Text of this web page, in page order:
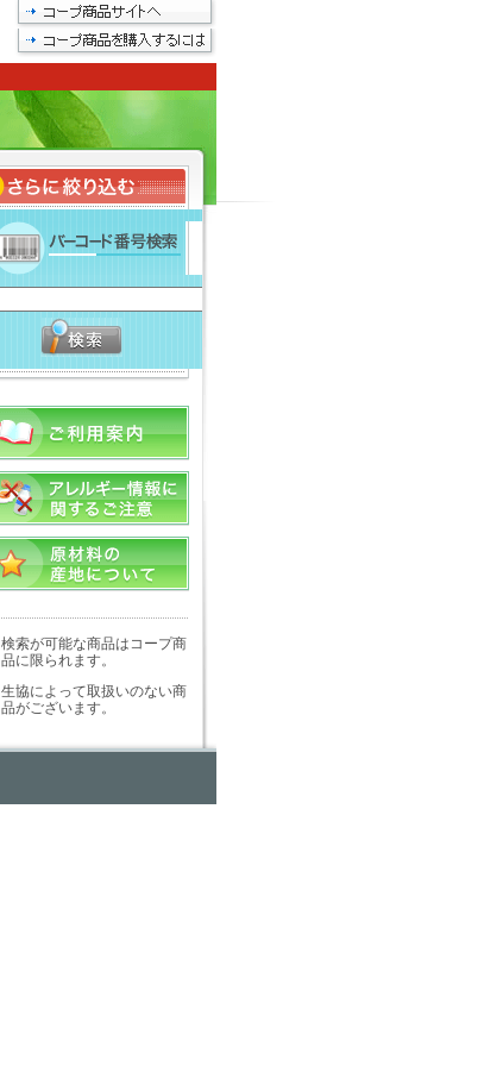
検索が可能な商品はコープ商
品に限られます。
生協によって取扱いのない商
品がございます。